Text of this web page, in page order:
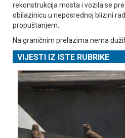
rekonstrukcija mosta i vozila se
obilazinicu u neposrednoj blizini
propuštanjem.
Na graničnim prelazima nema
VIJESTI IZ ISTE RUBRIKE